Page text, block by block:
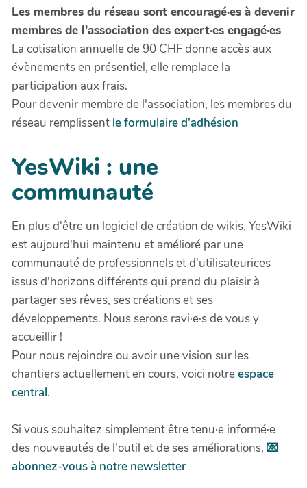
Les membres du réseau sont encouragé·es à devenir
membres de l'association des expert·es engagé·es
La cotisation annuelle de 90 CHF donne accès aux
évènements en présentiel, elle remplace la
participation aux frais.
Pour devenir membre de l'association, les membres du
réseau remplissent le formulaire d'adhésion
YesWiki : une
communauté
En plus d'être un logiciel de création de wikis, YesWiki
est aujourd'hui maintenu et amélioré par une
communauté de professionnels et d'utilisateurices
issus d'horizons différents qui prend du plaisir à
partager ses rêves, ses créations et ses
développements. Nous serons ravi·e·s de vous y
accueillir !
Pour nous rejoindre ou avoir une vision sur les
chantiers actuellement en cours, voici notreespace
central.
Si vous souhaitez simplement être tenu·e informé·e
des nouveautés de l'outil et de ses améliorations, 💌
abonnez-vous à notre newsletter